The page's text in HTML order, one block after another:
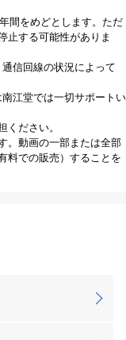
間をめどとします。ただ
止する可能性がありま
信回線の状況によって
江堂では一切サポートい
ください。
。動画の一部または全部
料での販売）することを